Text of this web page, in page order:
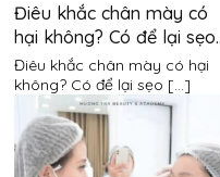
Điêu khắc chân mày có
hại không? Có để lại sẹo
không?
Điêu khắc chân mày có hại
không? Có để lại sẹo [...]